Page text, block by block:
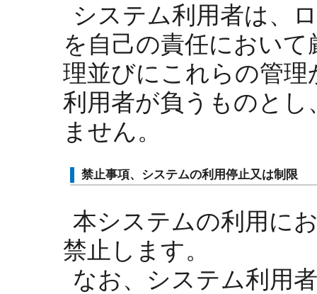
システム利用者は、
を自己の責任におい
理並びにこれらの管
利用者が負うものと
ません。
禁止事項、システムの利用停止又は制限
本システムの利用に
禁止します。
なお、システム利用